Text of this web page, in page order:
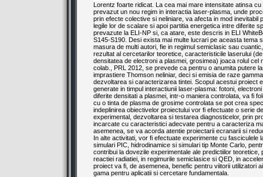
Lorentz foarte ridicat. La cea mai mare intensitate atinsa
prevazut un nou regim in interactia laser-plasma, unde
prin efecte colective si neliniare, va afecta in mod
legile lor de scalare si apoi partitia energetica intre diferite
prevazute la ELI-NP si, ca atare, este descris in ELI
S145-S190. Desi exista mai multe lucrari pe aceasta tema
masura de multi autori, fie in regimul semiclasic sau
rezultat al cercetarilor teoretice, caracteristicile laserului
densitatea de electroni a plasmei, grosimea) joaca rolul
colab., PRL 2012, se prevede ca pentru o anumita putere
imprastiere Thomson neliniar, deci si emisia de raze
dezvoltarea si caracterizarea tintei. Scopul acestui proiect
generate in timpul interactiunii laser-plasma: fotoni,
diferite densitati a plasmei, intr-o maniera controlata, va fi
cu o tinta de plasma de grosime controlata se pot crea
indeplinirea obiectivelor proiectului vor fi efectuate o serie
experimental, dezvoltarea si testarea diagnosticelor, prin
incarcate cu caracteristici adecvate pentru a caracteriza
asemenea, se va acorda atentie proiectarii ecranarii si
In alte activitati, vor fi efectuate experimente cu fasciculele
simulari PIC, hidrodinamice si simulari tip Monte Carlo,
contribui la dovezile experimentale ale predictiilor
reactiei radiatiei, in regimurile semiclasice si QED, in
proiect va fi, de asemenea, benefic pentru viitorii utilizatori
gama pentru aplicatii si cercetare fundamentala.